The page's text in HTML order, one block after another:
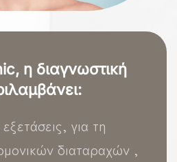
η διαγνωστική
για τη
διαταραχών ,